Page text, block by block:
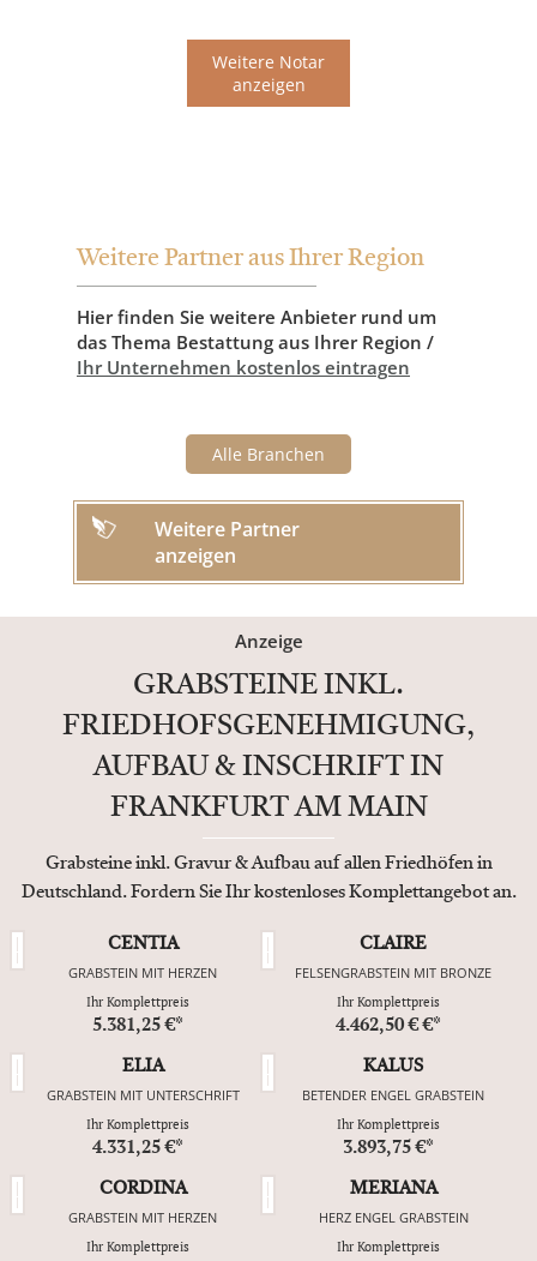
Weitere Notar
anzeigen
Weitere Partner aus Ihrer Region
Hier finden Sie weitere Anbieter rund um
das Thema Bestattung aus Ihrer Region /
Ihr Unternehmen kostenlos eintragen
Alle Branchen
Weitere Partner
anzeigen
Anzeige
GRABSTEINE INKL.
FRIEDHOFSGENEHMIGUNG,
AUFBAU & INSCHRIFT IN
FRANKFURT AM MAIN
Grabsteine inkl. Gravur & Aufbau auf allen Friedhöfen in
Deutschland. Fordern Sie Ihr kostenloses Komplettangebot an.
CENTIA
GRABSTEIN MIT HERZEN
Ihr Komplettpreis
5.381,25 €*
CLAIRE
FELSENGRABSTEIN MIT BRONZE
Ihr Komplettpreis
4.462,50 € €*
ELIA
GRABSTEIN MIT UNTERSCHRIFT
Ihr Komplettpreis
4.331,25 €*
KALUS
BETENDER ENGEL GRABSTEIN
Ihr Komplettpreis
3.893,75 €*
CORDINA
GRABSTEIN MIT HERZEN
Ihr Komplettpreis
MERIANA
HERZ ENGEL GRABSTEIN
Ihr Komplettpreis